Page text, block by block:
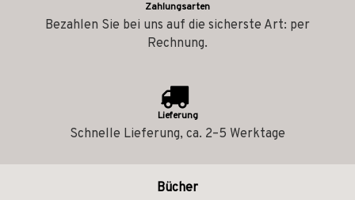
Zahlungsarten
Bezahlen Sie bei uns auf die sicherste Art: per
Rechnung.
Lieferung
Schnelle Lieferung, ca. 2–5 Werktage
Bücher